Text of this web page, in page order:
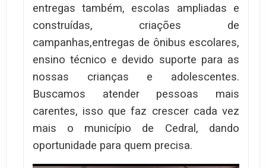
entregas também, escolas ampliadas e
construídas, criações de
campanhas,entregas de ônibus escolares,
ensino técnico e devido suporte para as
nossas crianças e adolescentes.
Buscamos atender pessoas mais
carentes, isso que faz crescer cada vez
mais o município de Cedral, dando
oportunidade para quem precisa.